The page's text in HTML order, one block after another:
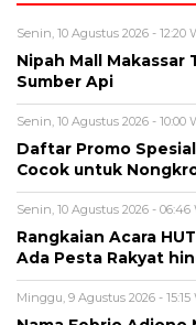
Senin, 10 Agustus 2026 - 12:20
Nipah Mall Makassar
Sumber Api
Senin, 10 Agustus 2026 - 10:00
Daftar Promo
Cocok untuk
Senin, 10 Agustus 2026 - 06:46
Rangkaian Acara
Ada Pesta Rakyat
Minggu, 9 Agustus 2026 - 15:15